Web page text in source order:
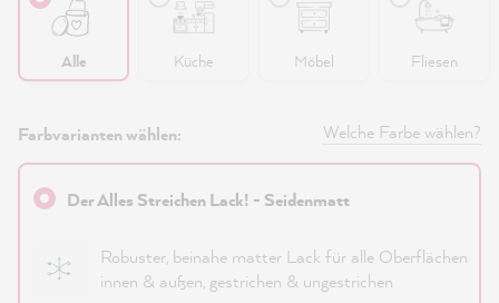
Alle Küche Möbel Fliesen
Farbvarianten wählen: Welche Farbe wählen?
Der Alles Streichen Lack! - Seidenmatt
Robuster, beinahe matter Lack für alle Oberflächen
innen & außen, gestrichen & ungestrichen